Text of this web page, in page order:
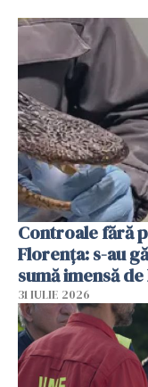
Controale fără
Florența: s-au
sumă imensă
31 IULIE 2026